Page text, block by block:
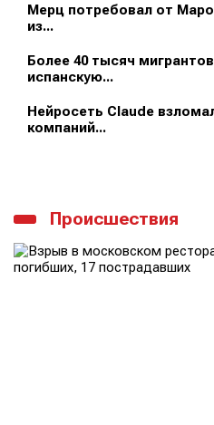
Мерц потребовал от
из...
Более 40 тысяч
испанскую...
Нейросеть Claude
компаний...
Происшествия